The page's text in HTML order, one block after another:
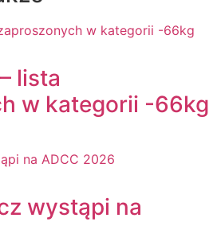
lista
w kategorii -66kg
wystąpi na